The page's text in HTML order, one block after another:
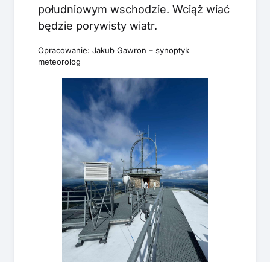
południowym wschodzie. Wciąż wiać
będzie porywisty wiatr.
Opracowanie: Jakub Gawron – synoptyk
meteorolog